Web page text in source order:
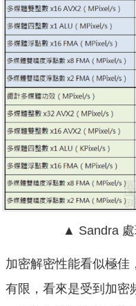
▲ Sandra 處
加密解密性能看似極佳
有限，看來是受到加密